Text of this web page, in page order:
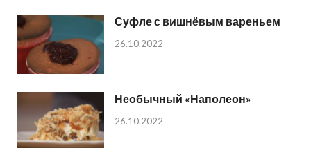
Суфле с вишнёвым вареньем
26.10.2022
Необычный «Наполеон»
26.10.2022